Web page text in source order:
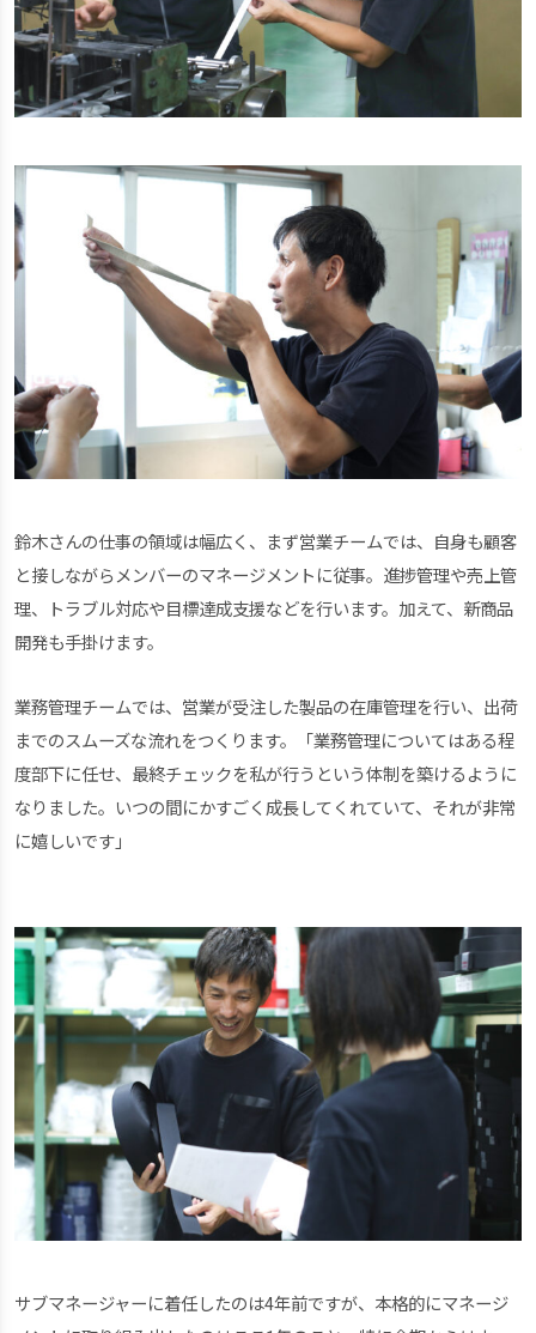
鈴木さんの仕事の領域は幅広く、まず営業チームでは、自身も顧客
と接しながらメンバーのマネージメントに従事。進捗管理や売上管
理、トラブル対応や目標達成支援などを行います。加えて、新商品
開発も手掛けます。
業務管理チームでは、営業が受注した製品の在庫管理を行い、出荷
までのスムーズな流れをつくります。「業務管理についてはある程
度部下に任せ、最終チェックを私が行うという体制を築けるように
なりました。いつの間にかすごく成長してくれていて、それが非常
に嬉しいです」
サブマネージャーに着任したのは4年前ですが、本格的にマネージ